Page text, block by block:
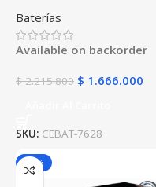
POWEST FLS121500DC |
Energía Solar | Deep
VRLA | Off-Grid
Baterías
Available on backorder
$2.215.800 $ 1.666.000
SKU: CEBAT-7628
-25%